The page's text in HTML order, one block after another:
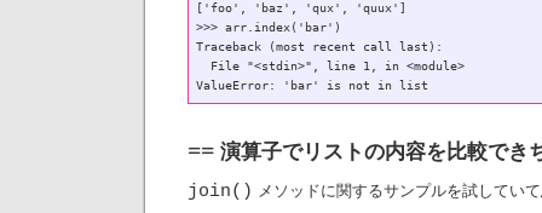
['foo', 'baz', 'qux', 'quux']
>>> arr.index('bar')
Traceback (most recent call last):
  File "<stdin>", line 1, in <module>
== 演算子でリストの内容を比較でき
join() メソッドに関するサンプルを試してい